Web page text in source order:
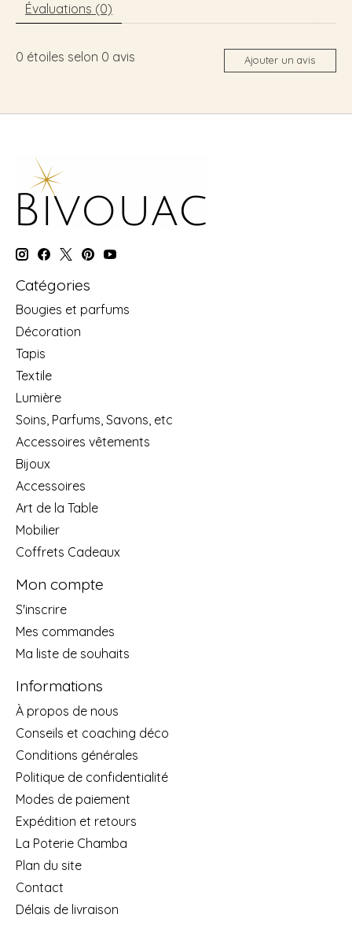
Évaluations (0)
0 étoiles selon 0 avis Ajouter un avis
Catégories
Bougies et parfums
Décoration
Tapis
Textile
Lumière
Soins, Parfums, Savons, etc
Accessoires vêtements
Bijoux
Accessoires
Art de la Table
Mobilier
Coffrets Cadeaux
Mon compte
S'inscrire
Mes commandes
Ma liste de souhaits
Informations
À propos de nous
Conseils et coaching déco
Conditions générales
Politique de confidentialité
Modes de paiement
Expédition et retours
La Poterie Chamba
Plan du site
Contact
Délais de livraison